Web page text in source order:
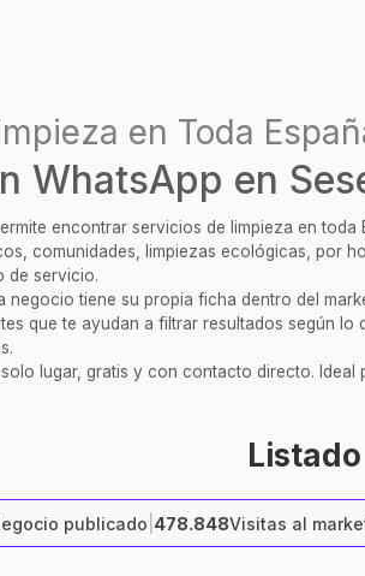
en Toda
WhatsApp en
encontrar servicios de limpieza en
comunidades, limpiezas ecológicas, por
de servicio.
negocio tiene su propia ficha dentro del
que te ayudan a filtrar resultados según
lugar, gratis y con contacto directo.
Listado
publicado 478.848Visitas al